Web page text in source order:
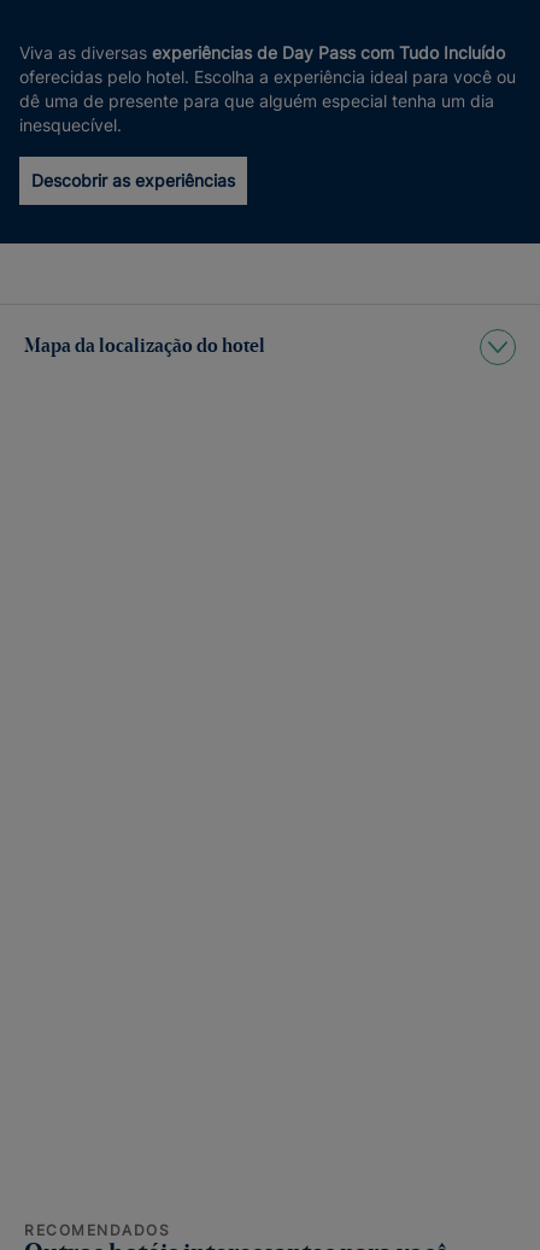
Viva as diversas experiências de Day Pass com Tudo Incluído
oferecidas pelo hotel. Escolha a experiência ideal para você ou
dê uma de presente para que alguém especial tenha um dia
inesquecível.
Descobrir as experiências
Mapa da localização do hotel
RECOMENDADOS